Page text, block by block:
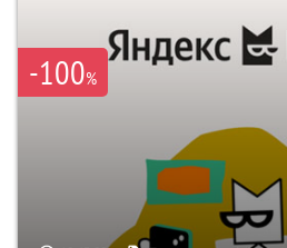
-100%